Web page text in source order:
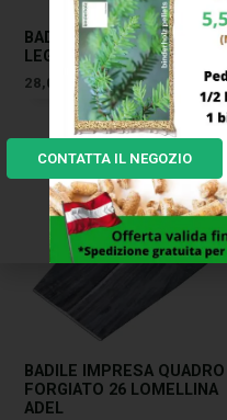
BADILE IMPRESA QUADRO
LEGA SCUDO M/TO MASS
28,00
BADILE IMPRESA QUADRO
FORGIATO 26 LOMELLINA
ADEL
CONTATTA IL NEGOZIO